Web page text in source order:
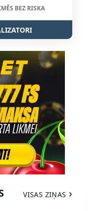
BEZ RISKA
VISAS ZIŅAS